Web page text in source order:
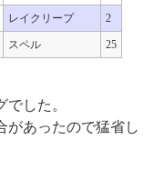
レイクリープ 2
スペル 25
した。
があったので猛省し